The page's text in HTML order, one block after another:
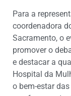
Para a
coordenadora
Sacramento, o
promover o
e destacar a
Hospital da
o bem-estar